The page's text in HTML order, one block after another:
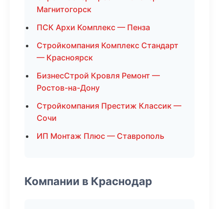
Магнитогорск
ПСК Архи Комплекс — Пенза
Стройкомпания Комплекс Стандарт
— Красноярск
БизнесСтрой Кровля Ремонт —
Ростов-на-Дону
Стройкомпания Престиж Классик —
Сочи
ИП Монтаж Плюс — Ставрополь
Компании в Краснодар